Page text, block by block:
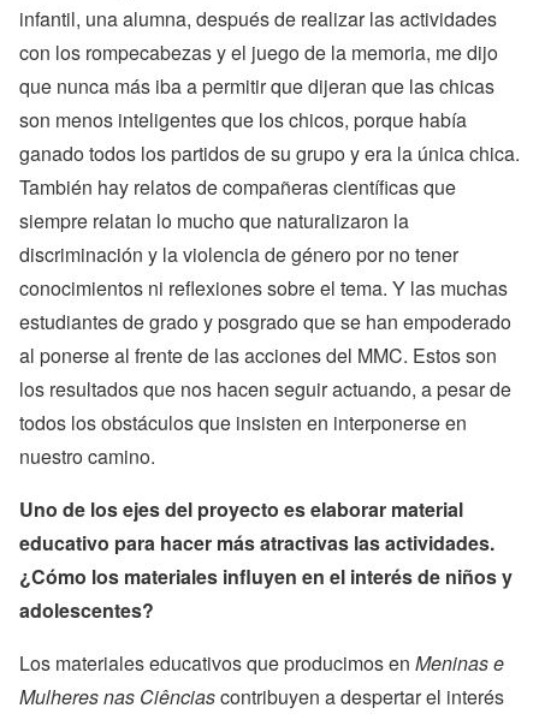
infantil, una alumna, después de realizar las actividades
con los rompecabezas y el juego de la memoria, me dijo
que nunca más iba a permitir que dijeran que las chicas
son menos inteligentes que los chicos, porque había
ganado todos los partidos de su grupo y era la única chica.
También hay relatos de compañeras científicas que
siempre relatan lo mucho que naturalizaron la
discriminación y la violencia de género por no tener
conocimientos ni reflexiones sobre el tema. Y las muchas
estudiantes de grado y posgrado que se han empoderado
al ponerse al frente de las acciones del MMC. Estos son
los resultados que nos hacen seguir actuando, a pesar de
todos los obstáculos que insisten en interponerse en
nuestro camino.
Uno de los ejes del proyecto es elaborar material
educativo para hacer más atractivas las actividades.
¿Cómo los materiales influyen en el interés de niños y
adolescentes?
Los materiales educativos que producimos en Meninas e
Mulheres nas Ciênciascontribuyen a despertar el interés